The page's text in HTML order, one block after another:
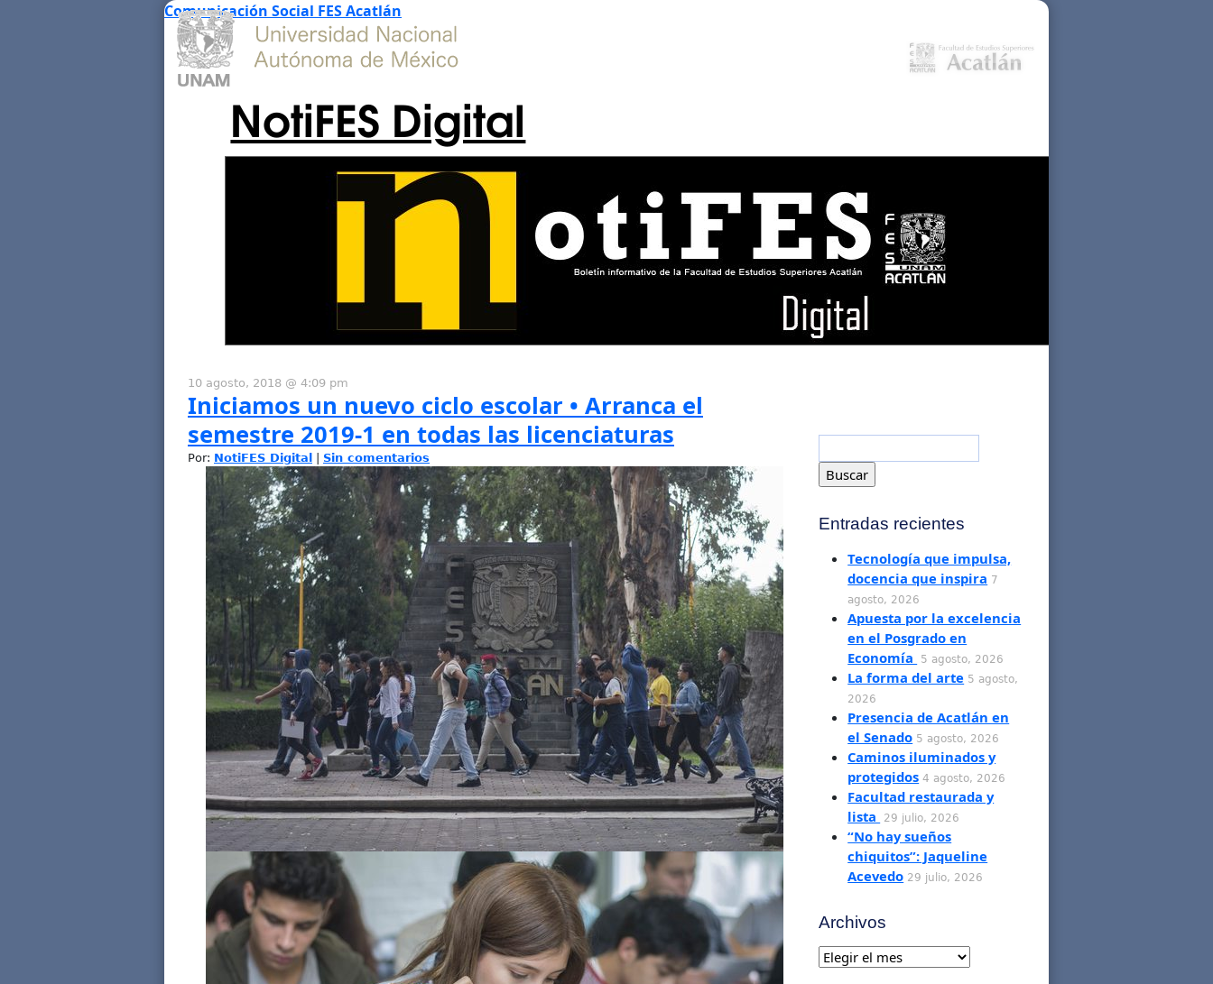
Comunicación Social FES Acatlán
NotiFES Digital
10 agosto, 2018 @ 4:09 pm
Iniciamos un nuevo ciclo escolar • Arranca el
semestre 2019-1 en todas las licenciaturas
Por: NotiFES Digital Sin comentarios
Entradas recientes
Tecnología que impulsa,
docencia que inspira 7
agosto, 2026
Apuesta por la excelencia
en el Posgrado en
Economía
5 agosto, 2026
La forma del arte 5 agosto,
2026
Presencia de Acatlán en
el Senado 5 agosto, 2026
Caminos iluminados y
protegidos 4 agosto, 2026
Facultad restaurada y
lista
29 julio, 2026
“No hay sueños
chiquitos”: Jaqueline
Acevedo 29 julio, 2026
Archivos
Archivos